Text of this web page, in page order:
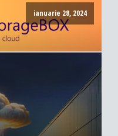
ianuarie 28, 2024